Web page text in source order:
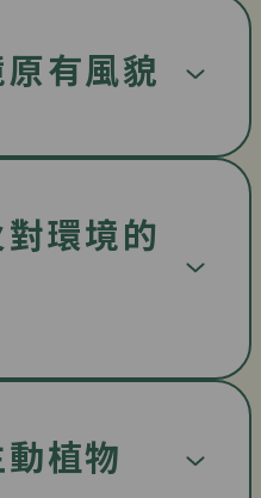
有風貌
環境的
植物